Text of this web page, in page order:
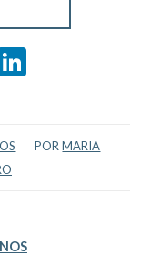
LinkedIn
PORMARIA